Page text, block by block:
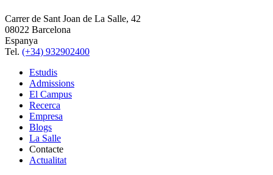
Carrer de Sant Joan de La Salle, 42
08022 Barcelona
Espanya
Tel. (+34) 932902400
Estudis
Admissions
El Campus
Recerca
Empresa
Blogs
La Salle
Contacte
Actualitat